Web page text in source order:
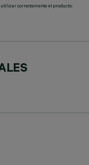
utilizar correctamente el producto: